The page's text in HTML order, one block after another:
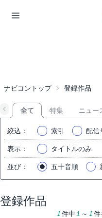
ナビコントップ 登録作品
全て 特集 ニュー
絞込 ： 索引 配信
表示 ： タイトルのみ
並び ： 五十音順
登録作品
1 件中 1 ～ 1 件